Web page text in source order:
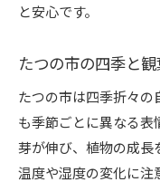
と安心です。
たつの市の四季と
たつの市は四季折々
も季節ごとに異なる表
芽が伸び、植物の成長
温度や湿度の変化に注